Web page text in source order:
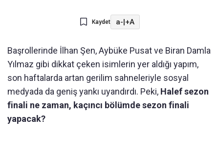
Kaydet a-|+A
Başrollerinde İlhan Şen, Aybüke Pusat ve Biran Damla
Yılmaz gibi dikkat çeken isimlerin yer aldığı yapım,
son haftalarda artan gerilim sahneleriyle sosyal
medyada da geniş yankı uyandırdı. Peki, Halef sezon
finali ne zaman, kaçıncı bölümde sezon finali
yapacak?